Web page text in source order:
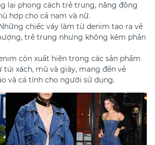
lại phong cách trẻ trung, năng động
hợp cho cả nam và nữ.
chiếc váy làm từ denim tạo ra vẻ
trẻ trung nhưng không kém phần
còn xuất hiện trong các sản phẩm
túi xách, mũ và giày, mang đến vẻ
và cá tính cho người sử dụng.